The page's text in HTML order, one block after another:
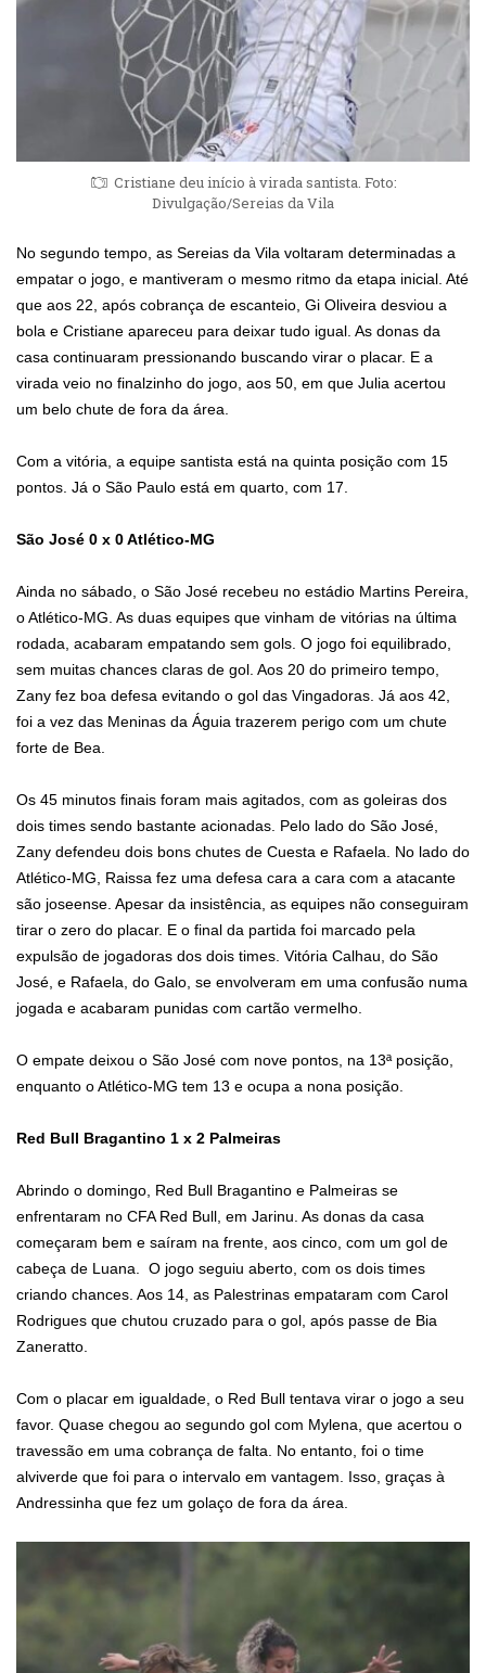
Cristiane deu início à virada santista. Foto:
Divulgação/Sereias da Vila
No segundo tempo, as Sereias da Vila voltaram determinadas a
empatar o jogo, e mantiveram o mesmo ritmo da etapa inicial. Até
que aos 22, após cobrança de escanteio, Gi Oliveira desviou a
bola e Cristiane apareceu para deixar tudo igual. As donas da
casa continuaram pressionando buscando virar o placar. E a
virada veio no finalzinho do jogo, aos 50, em que Julia acertou
um belo chute de fora da área.
Com a vitória, a equipe santista está na quinta posição com 15
pontos. Já o São Paulo está em quarto, com 17.
São José 0 x 0 Atlético-MG
Ainda no sábado, o São José recebeu no estádio Martins Pereira,
o Atlético-MG. As duas equipes que vinham de vitórias na última
rodada, acabaram empatando sem gols. O jogo foi equilibrado,
sem muitas chances claras de gol. Aos 20 do primeiro tempo,
Zany fez boa defesa evitando o gol das Vingadoras. Já aos 42,
foi a vez das Meninas da Águia trazerem perigo com um chute
forte de Bea.
Os 45 minutos finais foram mais agitados, com as goleiras dos
dois times sendo bastante acionadas. Pelo lado do São José,
Zany defendeu dois bons chutes de Cuesta e Rafaela. No lado do
Atlético-MG, Raissa fez uma defesa cara a cara com a atacante
são joseense. Apesar da insistência, as equipes não conseguiram
tirar o zero do placar. E o final da partida foi marcado pela
expulsão de jogadoras dos dois times. Vitória Calhau, do São
José, e Rafaela, do Galo, se envolveram em uma confusão numa
jogada e acabaram punidas com cartão vermelho.
O empate deixou o São José com nove pontos, na 13ª posição,
enquanto o Atlético-MG tem 13 e ocupa a nona posição.
Red Bull Bragantino 1 x 2 Palmeiras
Abrindo o domingo, Red Bull Bragantino e Palmeiras se
enfrentaram no CFA Red Bull, em Jarinu. As donas da casa
começaram bem e saíram na frente, aos cinco, com um gol de
cabeça de Luana. O jogo seguiu aberto, com os dois times
criando chances. Aos 14, as Palestrinas empataram com Carol
Rodrigues que chutou cruzado para o gol, após passe de Bia
Zaneratto.
Com o placar em igualdade, o Red Bull tentava virar o jogo a seu
favor. Quase chegou ao segundo gol com Mylena, que acertou o
travessão em uma cobrança de falta. No entanto, foi o time
alviverde que foi para o intervalo em vantagem. Isso, graças à
Andressinha que fez um golaço de fora da área.